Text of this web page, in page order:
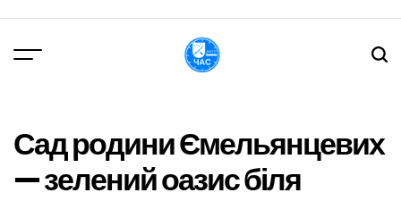
вмісту
Сад родини Ємельянцевих
— зелений оазис біля